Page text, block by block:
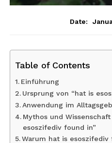
Date:
Table of Contents
Einführung
Ursprung von “hat is
Anwendung im
Mythos und
esoszifediv found in”
Warum hat is